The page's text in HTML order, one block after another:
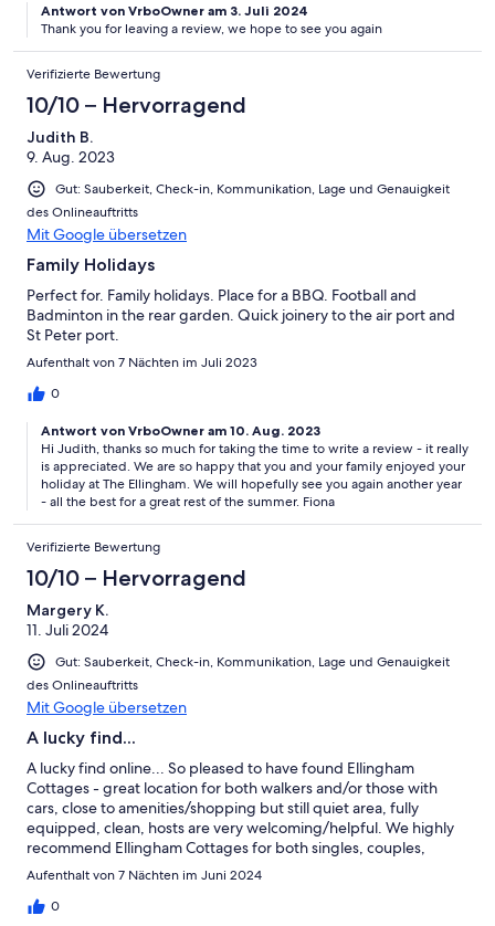
Antwort von VrboOwner am 3. Juli 2024
Thank you for leaving a review, we hope to see you again
Verifizierte Bewertung
10/10 – Hervorragend
Judith B.
9. Aug. 2023
Gut: Sauberkeit, Check-in, Kommunikation, Lage und Genauigkeit
des Onlineauftritts
Mit Google übersetzen
Family Holidays
Perfect for. Family holidays. Place for a BBQ. Football and
Badminton in the rear garden. Quick joinery to the air port and
St Peter port.
Aufenthalt von 7 Nächten im Juli 2023
0
Antwort von VrboOwner am 10. Aug. 2023
Hi Judith, thanks so much for taking the time to write a review - it really
is appreciated. We are so happy that you and your family enjoyed your
holiday at The Ellingham. We will hopefully see you again another year
- all the best for a great rest of the summer. Fiona
Verifizierte Bewertung
10/10 – Hervorragend
Margery K.
11. Juli 2024
Gut: Sauberkeit, Check-in, Kommunikation, Lage und Genauigkeit
des Onlineauftritts
Mit Google übersetzen
A lucky find...
A lucky find online... So pleased to have found Ellingham
Cottages - great location for both walkers and/or those with
cars, close to amenities/shopping but still quiet area, fully
equipped, clean, hosts are very welcoming/helpful. We highly
recommend Ellingham Cottages for both singles, couples,
families.
Aufenthalt von 7 Nächten im Juni 2024
0